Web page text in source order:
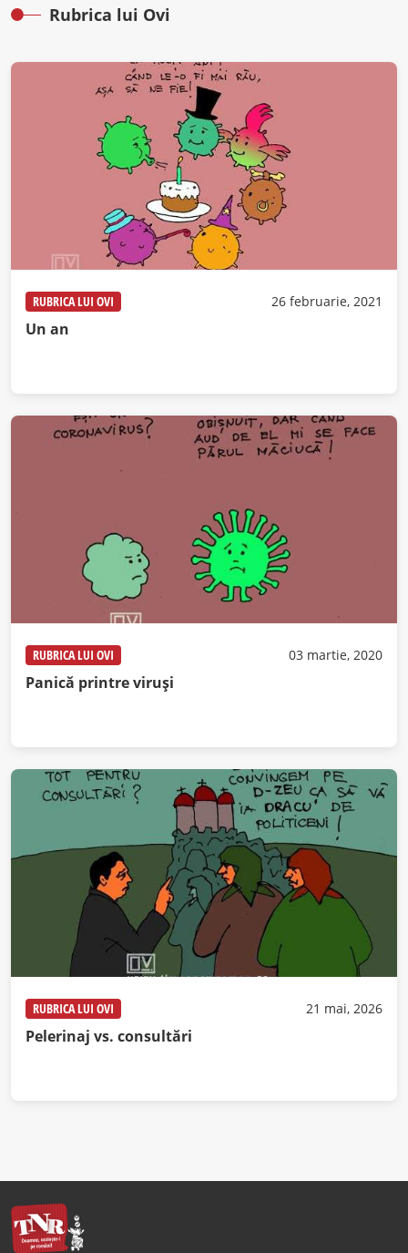
Rubrica lui Ovi
RUBRICA LUI OVI 26 februarie, 2021
Un an
RUBRICA LUI OVI 03 martie, 2020
Panică printre viruși
RUBRICA LUI OVI 21 mai, 2026
Pelerinaj vs. consultări